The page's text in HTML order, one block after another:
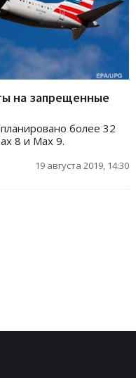
на запрещенные
более 32
8 и Max 9.
19 августа 2019, 14:30